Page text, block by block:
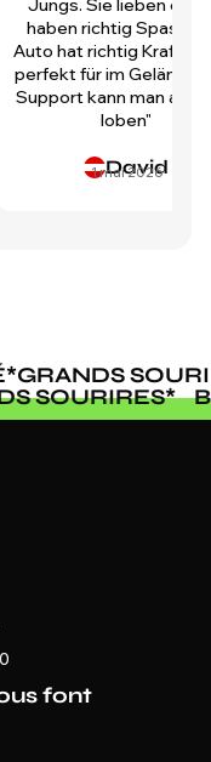
Jungs. Sie lieben es
haben richtig Spass!
Auto hat richtig Kraft
perfekt für im Gelände.
Support kann man auch
loben"
David
1 mai 2026
SOURIRES
font